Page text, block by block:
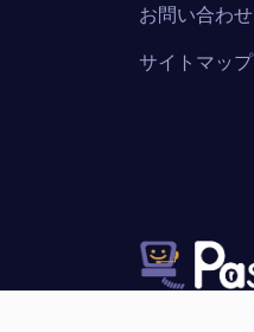
お問い合わせ
サイトマップ